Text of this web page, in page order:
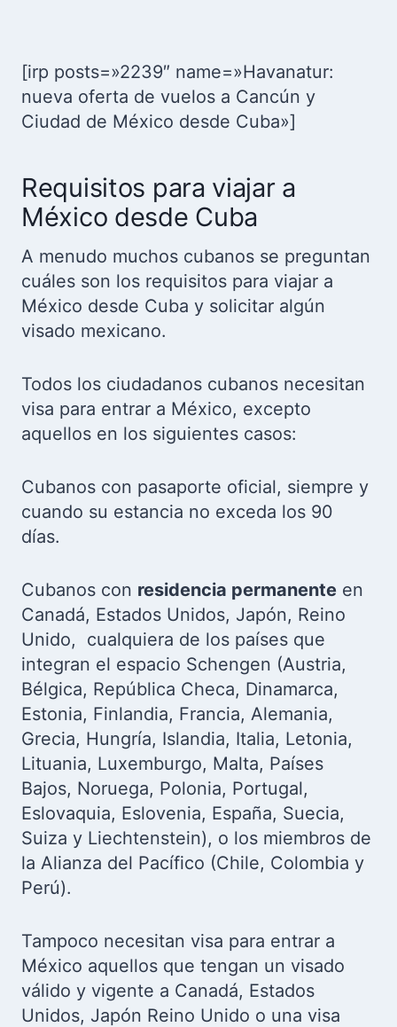
[irp posts=»2239″ name=»Havanatur:
nueva oferta de vuelos a Cancún y
Ciudad de México desde Cuba»]
Requisitos para viajar a
México desde Cuba
A menudo muchos cubanos se preguntan
cuáles son los requisitos para viajar a
México desde Cuba y solicitar algún
visado mexicano.
Todos los ciudadanos cubanos necesitan
visa para entrar a México, excepto
aquellos en los siguientes casos:
Cubanos con pasaporte oficial, siempre y
cuando su estancia no exceda los 90
días.
Cubanos con residencia permanente en
Canadá, Estados Unidos, Japón, Reino
Unido, cualquiera de los países que
integran el espacio Schengen (Austria,
Bélgica, República Checa, Dinamarca,
Estonia, Finlandia, Francia, Alemania,
Grecia, Hungría, Islandia, Italia, Letonia,
Lituania, Luxemburgo, Malta, Países
Bajos, Noruega, Polonia, Portugal,
Eslovaquia, Eslovenia, España, Suecia,
Suiza y Liechtenstein), o los miembros de
la Alianza del Pacífico (Chile, Colombia y
Perú).
Tampoco necesitan visa para entrar a
México aquellos que tengan un visado
válido y vigente a Canadá, Estados
Unidos, Japón Reino Unido o una visa